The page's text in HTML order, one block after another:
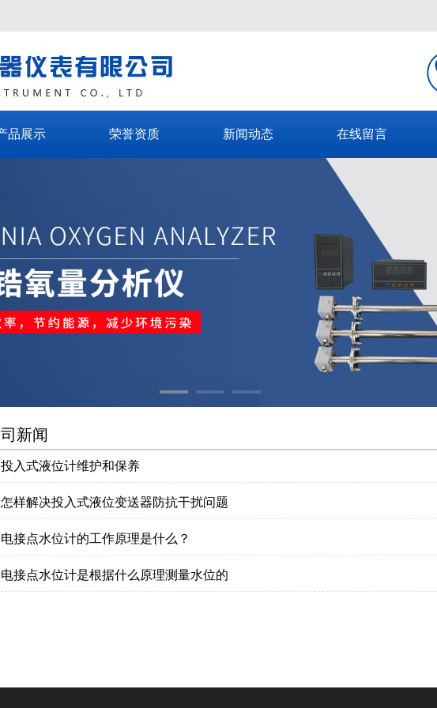
品展示 荣誉资质 新闻动态 在线留言
新闻
投入式液位计维护和保养
怎样解决投入式液位变送器防抗干扰问题
电接点水位计的工作原理是什么？
电接点水位计是根据什么原理测量水位的